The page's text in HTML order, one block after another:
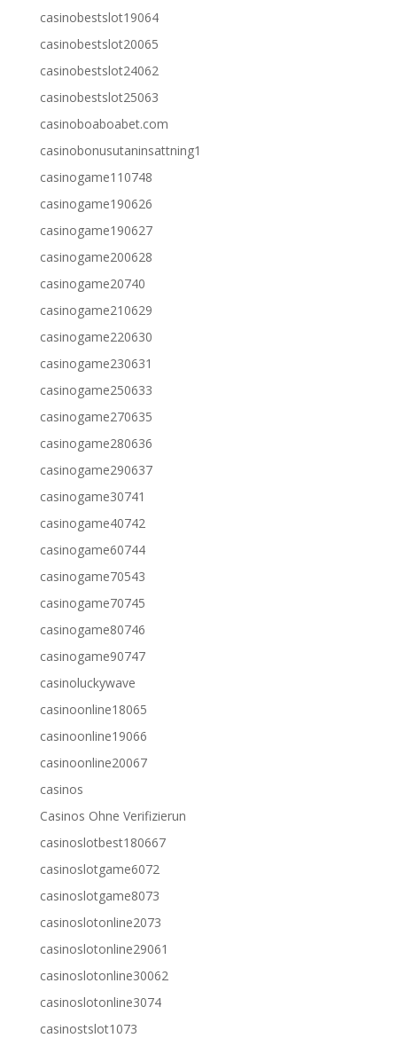
casinobestslot19064
casinobestslot20065
casinobestslot24062
casinobestslot25063
casinoboaboabet.com
casinobonusutaninsattning1
casinogame110748
casinogame190626
casinogame190627
casinogame200628
casinogame20740
casinogame210629
casinogame220630
casinogame230631
casinogame250633
casinogame270635
casinogame280636
casinogame290637
casinogame30741
casinogame40742
casinogame60744
casinogame70543
casinogame70745
casinogame80746
casinogame90747
casinoluckywave
casinoonline18065
casinoonline19066
casinoonline20067
casinos
Casinos Ohne Verifizierun
casinoslotbest180667
casinoslotgame6072
casinoslotgame8073
casinoslotonline2073
casinoslotonline29061
casinoslotonline30062
casinoslotonline3074
casinostslot1073